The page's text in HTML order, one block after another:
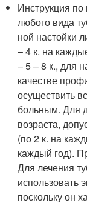
Инструкция
любого вида
ной настойки
– 4 к. на
– 5 – 8 к., для
качестве
осуществить
больным. Для
возраста,
(по 2 к. на
каждый год).
Для лечения
использовать
поскольку он